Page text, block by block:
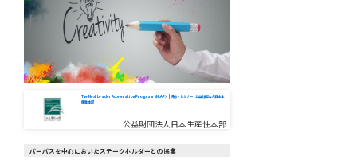
The Next Leader Acceleration Program（NLAP） | 研修・セミナー | 公益財団法人日本生
産性本部
公益財団法人日本生産性本部
パーパスを中心においたステークホルダーとの協業